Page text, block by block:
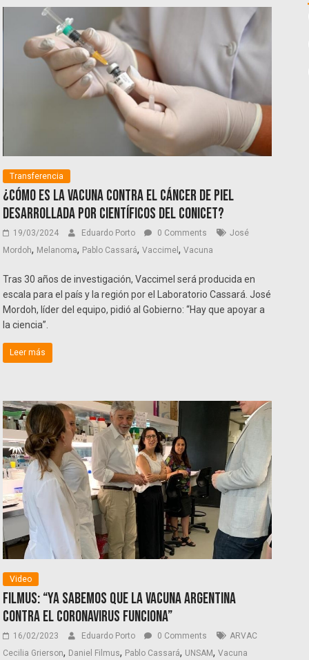
Transferencia
¿Cómo es la vacuna contra el cáncer de piel
desarrollada por científicos del CONICET?
19/03/2024 Eduardo Porto 0 Comments
José
Mordoh, Melanoma, Pablo Cassará,Vaccimel,Vacuna
Tras 30 años de investigación, Vaccimel será producida en
escala para el país y la región por el Laboratorio Cassará. José
Mordoh, líder del equipo, pidió al Gobierno: “Hay que apoyar a
la ciencia”.
Leer más
Video
Filmus: “Ya sabemos que la vacuna argentina
contra el coronavirus funciona”
16/02/2023 Eduardo Porto 0 Comments
ARVAC
Cecilia Grierson, Daniel Filmus, Pablo Cassará, UNSAM,Vacuna